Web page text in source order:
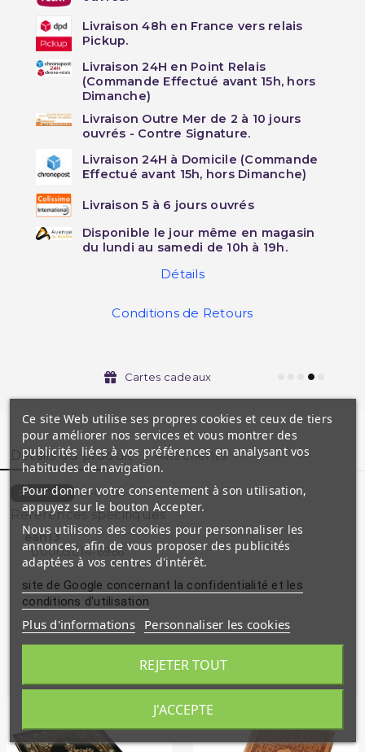
Livraison 48h en France vers relais
Pickup.
Livraison 24H en Point Relais
(Commande Effectué avant 15h, hors
Dimanche)
Livraison Outre Mer de 2 à 10 jours
ouvrés - Contre Signature.
Livraison 24H à Domicile (Commande
Effectué avant 15h, hors Dimanche)
Livraison 5 à 6 jours ouvrés
Disponible le jour même en magasin
du lundi au samedi de 10h à 19h.
Détails
Conditions de Retours
Cartes cadeaux
Détails du produit Avis clients
Référence 19-C-1154
Références spécifiques
ean13
00003014-6966
Produits similaires
Ce site Web utilise ses propres cookies et ceux de tiers
pour améliorer nos services et vous montrer des
publicités liées à vos préférences en analysant vos
habitudes de navigation.
Pour donner votre consentement à son utilisation,
appuyez sur le bouton Accepter.
Nous utilisons des cookies pour personnaliser les
annonces, afin de vous proposer des publicités
adaptées à vos centres d'intérêt.
site de Google concernant la confidentialité et les
conditions d'utilisation
Plus d'informations Personnaliser les cookies
REJETER TOUT
J'ACCEPTE